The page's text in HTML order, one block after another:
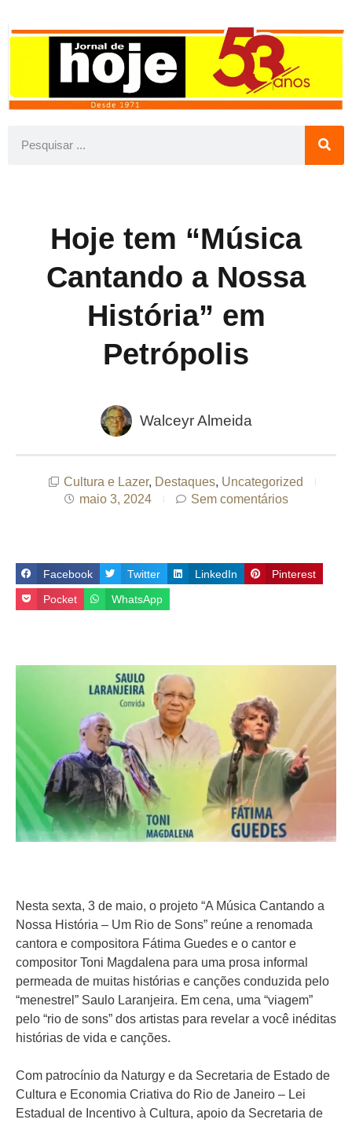
Hoje tem “Música
Cantando a Nossa
História” em
Petrópolis
Walceyr Almeida
Cultura e Lazer, Destaques, Uncategorized
maio 3, 2024
Sem comentários
Facebook Twitter LinkedIn Pinterest
Pocket WhatsApp
Nesta sexta, 3 de maio, o projeto “A Música Cantando a
Nossa História – Um Rio de Sons” reúne a renomada
cantora e compositora Fátima Guedes e o cantor e
compositor Toni Magdalena para uma prosa informal
permeada de muitas histórias e canções conduzida pelo
“menestrel” Saulo Laranjeira. Em cena, uma “viagem”
pelo “rio de sons” dos artistas para revelar a você inéditas
histórias de vida e canções.
Com patrocínio da Naturgy e da Secretaria de Estado de
Cultura e Economia Criativa do Rio de Janeiro – Lei
Estadual de Incentivo à Cultura, apoio da Secretaria de